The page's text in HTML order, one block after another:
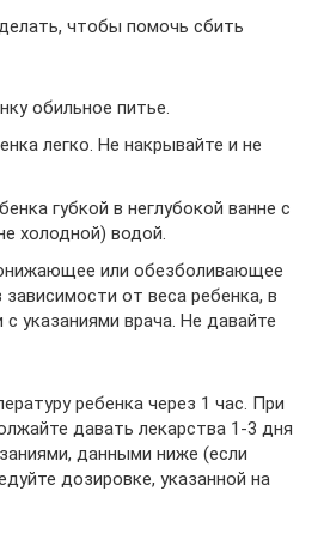
чтобы помочь сбить
обильное питье.
легко. Не накрывайте и не
губкой в неглубокой ванне с
холодной) водой.
или обезболивающее
зависимости от веса ребенка, в
с указаниями врача. Не давайте
ребенка через 1 час. При
давать лекарства 1-3 дня
данными ниже (если
дозировке, указанной на